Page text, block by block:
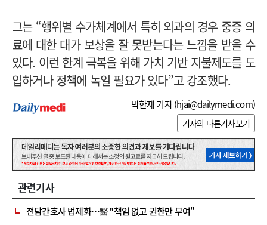
그는 “행위별 수가체계에서 특히 외과의 경우 중증 의
료에 대한 대가 보상을 잘 못받는다는 느낌을 받을 수
있다. 이런 한계 극복을 위해 가치 기반 지불제도를 도
입하거나 정책에 녹일 필요가 있다”고 강조했다.
박한재 기자 (hjai@dailymedi.com)
기자의 다른기사보기
관련기사
전담간호사 법제화…醫 "책임 없고 권한만 부여"